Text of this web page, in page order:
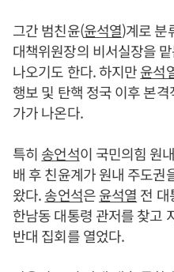
그간 범친윤(윤석열)계로 분
대책위원장의 비서실장을
나오기도 한다. 하지만윤석
행보 및 탄핵 정국 이후 본
가가 나온다.
특히 송언석이 국민의힘 원
배 후 친윤계가 원내 주도권
왔다.송언석은윤석열 전 대
한남동 대통령 관저를 찾고
반대 집회를 열었다.